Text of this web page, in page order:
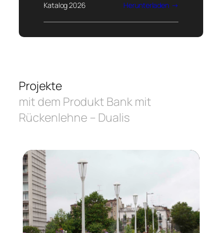
Katalog 2026 Herunterladen
Projekte
mit dem Produkt Bank mit
Rückenlehne – Dualis